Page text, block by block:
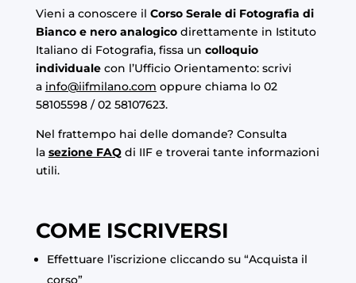
Vieni a conoscere il Corso Serale di Fotografia di
Bianco e nero analogico direttamente in Istituto
Italiano di Fotografia, fissa un colloquio
individuale con l’Ufficio Orientamento: scrivi
a info@iifmilano.com oppure chiama lo 02
58105598 / 02 58107623.
Nel frattempo hai delle domande? Consulta
la sezione FAQ di IIF e troverai tante informazioni
utili.
COME ISCRIVERSI
Effettuare l’iscrizione cliccando su “Acquista il
corso”